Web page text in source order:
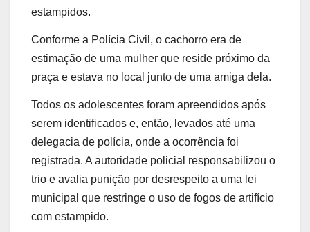
estampidos.
Conforme a Polícia Civil, o cachorro era de
estimação de uma mulher que reside próximo da
praça e estava no local junto de uma amiga dela.
Todos os adolescentes foram apreendidos após
serem identificados e, então, levados até uma
delegacia de polícia, onde a ocorrência foi
registrada. A autoridade policial responsabilizou o
trio e avalia punição por desrespeito a uma lei
municipal que restringe o uso de fogos de artifício
com estampido.